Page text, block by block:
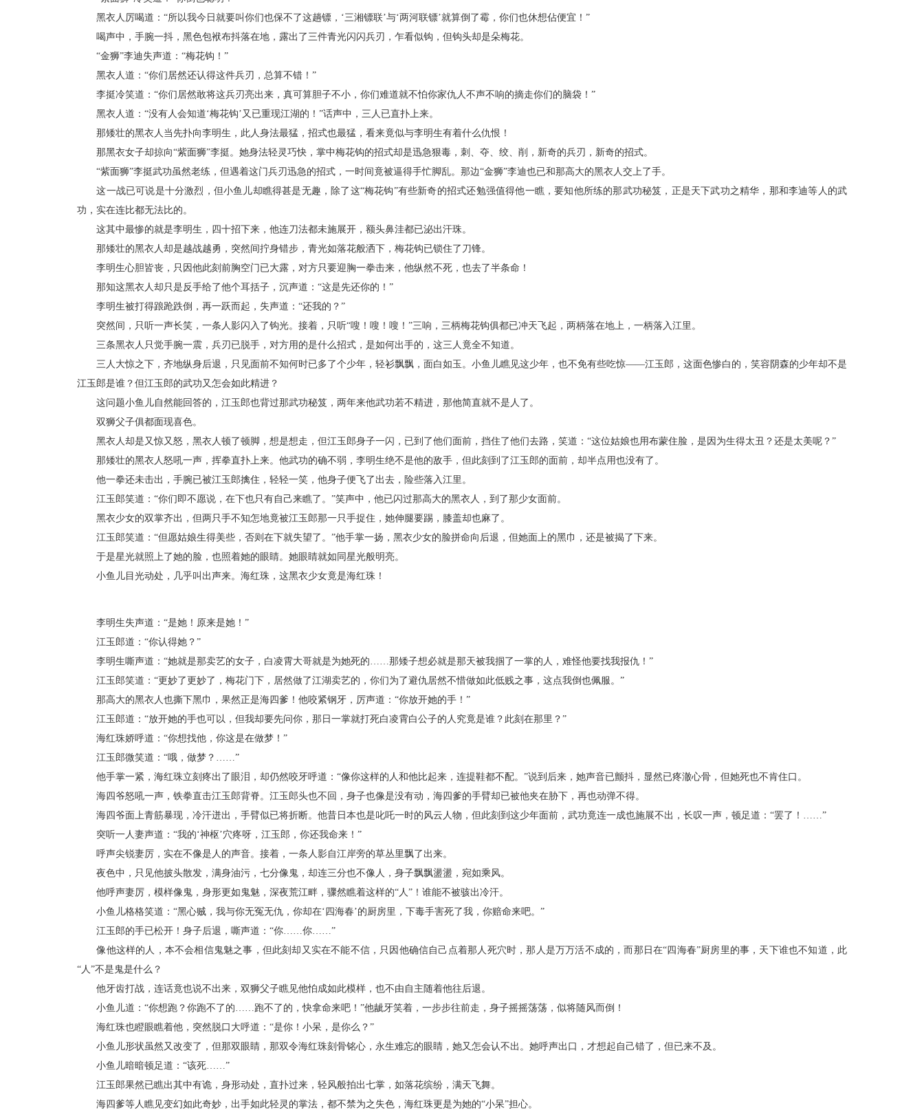
黑衣人厉喝道：“所以我今日就要叫你们也保不了这趟镖，‘三湘镖联’与‘两河联镖’就算倒了霉，你们也休想佔便宜！”
喝声中，手腕一抖，黑色包袱布抖落在地，露出了三件青光闪闪兵刃，乍看似钩，但钩头却是朵梅花。
“金狮”李迪失声道：“梅花钩！”
黑衣人道：“你们居然还认得这件兵刃，总算不错！”
李挺冷笑道：“你们居然敢将这兵刃亮出来，真可算胆子不小，你们难道就不怕你家仇人不声不响的摘走你们的脑袋！”
黑衣人道：“没有人会知道‘梅花钩’又已重现江湖的！”话声中，三人已直扑上来。
那矮壮的黑衣人当先扑向李明生，此人身法最猛，招式也最猛，看来竟似与李明生有着什么仇恨！
那黑衣女子却掠向“紫面狮”李挺。她身法轻灵巧快，掌中梅花钩的招式却是迅急狠毒，刺、夺、绞、削，新奇的兵刃，新奇的招式。
“紫面狮”李挺武功虽然老练，但遇着这门兵刃迅急的招式，一时间竟被逼得手忙脚乱。那边“金狮”李迪也已和那高大的黑衣人交上了手。
这一战已可说是十分激烈，但小鱼儿却瞧得甚是无趣，除了这“梅花钩”有些新奇的招式还勉强值得他一瞧，要知他所练的那武功秘笈，正是天下武功之精华，那和李迪等人的武
功，实在连比都无法比的。
这其中最惨的就是李明生，四十招下来，他连刀法都未施展开，额头鼻洼都已泌出汗珠。
那矮壮的黑衣人却是越战越勇，突然间拧身错步，青光如落花般洒下，梅花钩已锁住了刀锋。
李明生心胆皆丧，只因他此刻前胸空门已大露，对方只要迎胸一拳击来，他纵然不死，也去了半条命！
那知这黑衣人却只是反手给了他个耳括子，沉声道：“这是先还你的！”
李明生被打得踉跄跌倒，再一跃而起，失声道：“还我的？”
突然间，只听一声长笑，一条人影闪入了钩光。接着，只听“嗖！嗖！嗖！”三响，三柄梅花钩俱都已冲天飞起，两柄落在地上，一柄落入江里。
三条黑衣人只觉手腕一震，兵刃已脱手，对方用的是什么招式，是如何出手的，这三人竟全不知道。
三人大惊之下，齐地纵身后退，只见面前不知何时已多了个少年，轻衫飘飘，面白如玉。小鱼儿瞧见这少年，也不免有些吃惊——江玉郎，这面色惨白的，笑容阴森的少年却不是
江玉郎是谁？但江玉郎的武功又怎会如此精进？
这问题小鱼儿自然能回答的，江玉郎也背过那武功秘笈，两年来他武功若不精进，那他简直就不是人了。
双狮父子俱都面现喜色。
黑衣人却是又惊又怒，黑衣人顿了顿脚，想是想走，但江玉郎身子一闪，已到了他们面前，挡住了他们去路，笑道：“这位姑娘也用布蒙住脸，是因为生得太丑？还是太美呢？”
那矮壮的黑衣人怒吼一声，挥拳直扑上来。他武功的确不弱，李明生绝不是他的敌手，但此刻到了江玉郎的面前，却半点用也没有了。
他一拳还未击出，手腕已被江玉郎擒住，轻轻一笑，他身子便飞了出去，险些落入江里。
江玉郎笑道：“你们即不愿说，在下也只有自己来瞧了。”笑声中，他已闪过那高大的黑衣人，到了那少女面前。
黑衣少女的双掌齐出，但两只手不知怎地竟被江玉郎那一只手捉住，她伸腿要踢，膝盖却也麻了。
江玉郎笑道：“但愿姑娘生得美些，否则在下就失望了。”他手掌一扬，黑衣少女的脸拼命向后退，但她面上的黑巾，还是被揭了下来。
于是星光就照上了她的脸，也照着她的眼睛。她眼睛就如同星光般明亮。
小鱼儿目光动处，几乎叫出声来。海红珠，这黑衣少女竟是海红珠！
李明生失声道：“是她！原来是她！”
江玉郎道：“你认得她？”
李明生嘶声道：“她就是那卖艺的女子，白凌霄大哥就是为她死的……那矮子想必就是那天被我掴了一掌的人，难怪他要找我报仇！”
江玉郎笑道：“更妙了更妙了，梅花门下，居然做了江湖卖艺的，你们为了避仇居然不惜做如此低贱之事，这点我倒也佩服。”
那高大的黑衣人也撕下黑巾，果然正是海四爹！他咬紧钢牙，厉声道：“你放开她的手！”
江玉郎道：“放开她的手也可以，但我却要先问你，那日一掌就打死白凌霄白公子的人究竟是谁？此刻在那里？”
海红珠娇呼道：“你想找他，你这是在做梦！”
江玉郎微笑道：“哦，做梦？……”
他手掌一紧，海红珠立刻疼出了眼泪，却仍然咬牙呼道：“像你这样的人和他比起来，连提鞋都不配。”说到后来，她声音已颤抖，显然已疼澈心骨，但她死也不肯住口。
海四爷怒吼一声，铁拳直击江玉郎背脊。江玉郎头也不回，身子也像是没有动，海四爹的手臂却已被他夹在胁下，再也动弹不得。
海四爷面上青筋暴现，冷汗迸出，手臂似已将折断。他昔日本也是叱吒一时的风云人物，但此刻到这少年面前，武功竟连一成也施展不出，长叹一声，顿足道：“罢了！……”
突听一人妻声道：“我的‘神枢’穴疼呀，江玉郎，你还我命来！”
呼声尖锐妻厉，实在不像是人的声音。接着，一条人影自江岸旁的草丛里飘了出来。
夜色中，只见他披头散发，满身油污，七分像鬼，却连三分也不像人，身子飘飘盪盪，宛如乘风。
他呼声妻厉，模样像鬼，身形更如鬼魅，深夜荒江畔，骤然瞧着这样的“人”！谁能不被骇出冷汗。
小鱼儿格格笑道：“黑心贼，我与你无冤无仇，你却在‘四海春’的厨房里，下毒手害死了我，你赔命来吧。”
江玉郎的手已松开！身子后退，嘶声道：“你……你……”
像他这样的人，本不会相信鬼魅之事，但此刻却又实在不能不信，只因他确信自己点着那人死穴时，那人是万万活不成的，而那日在“四海春”厨房里的事，天下谁也不知道，此
“人”不是鬼是什么？
他牙齿打战，连话竟也说不出来，双狮父子瞧见他怕成如此模样，也不由自主随着他往后退。
小鱼儿道：“你想跑？你跑不了的……跑不了的，快拿命来吧！”他龇牙笑着，一步步往前走，身子摇摇荡荡，似将随风而倒！
海红珠也瞪眼瞧着他，突然脱口大呼道：“是你！小呆，是你么？”
小鱼儿形状虽然又改变了，但那双眼睛，那双令海红珠刻骨铭心，永生难忘的眼睛，她又怎会认不出。她呼声出口，才想起自己错了，但已来不及。
小鱼儿暗暗顿足道：“该死……”
江玉郎果然已瞧出其中有诡，身形动处，直扑过来，轻风般拍出七掌，如落花缤纷，满天飞舞。
海四爹等人瞧见变幻如此奇妙，出手如此轻灵的掌法，都不禁为之失色，海红珠更是为她的“小呆”担心。